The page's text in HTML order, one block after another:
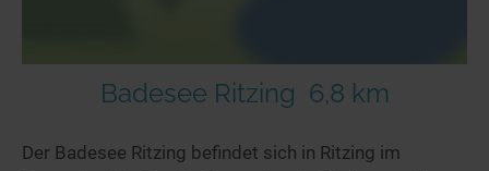
Badesee Ritzing 6,8 km
Der Badesee Ritzing befindet sich in Ritzing im